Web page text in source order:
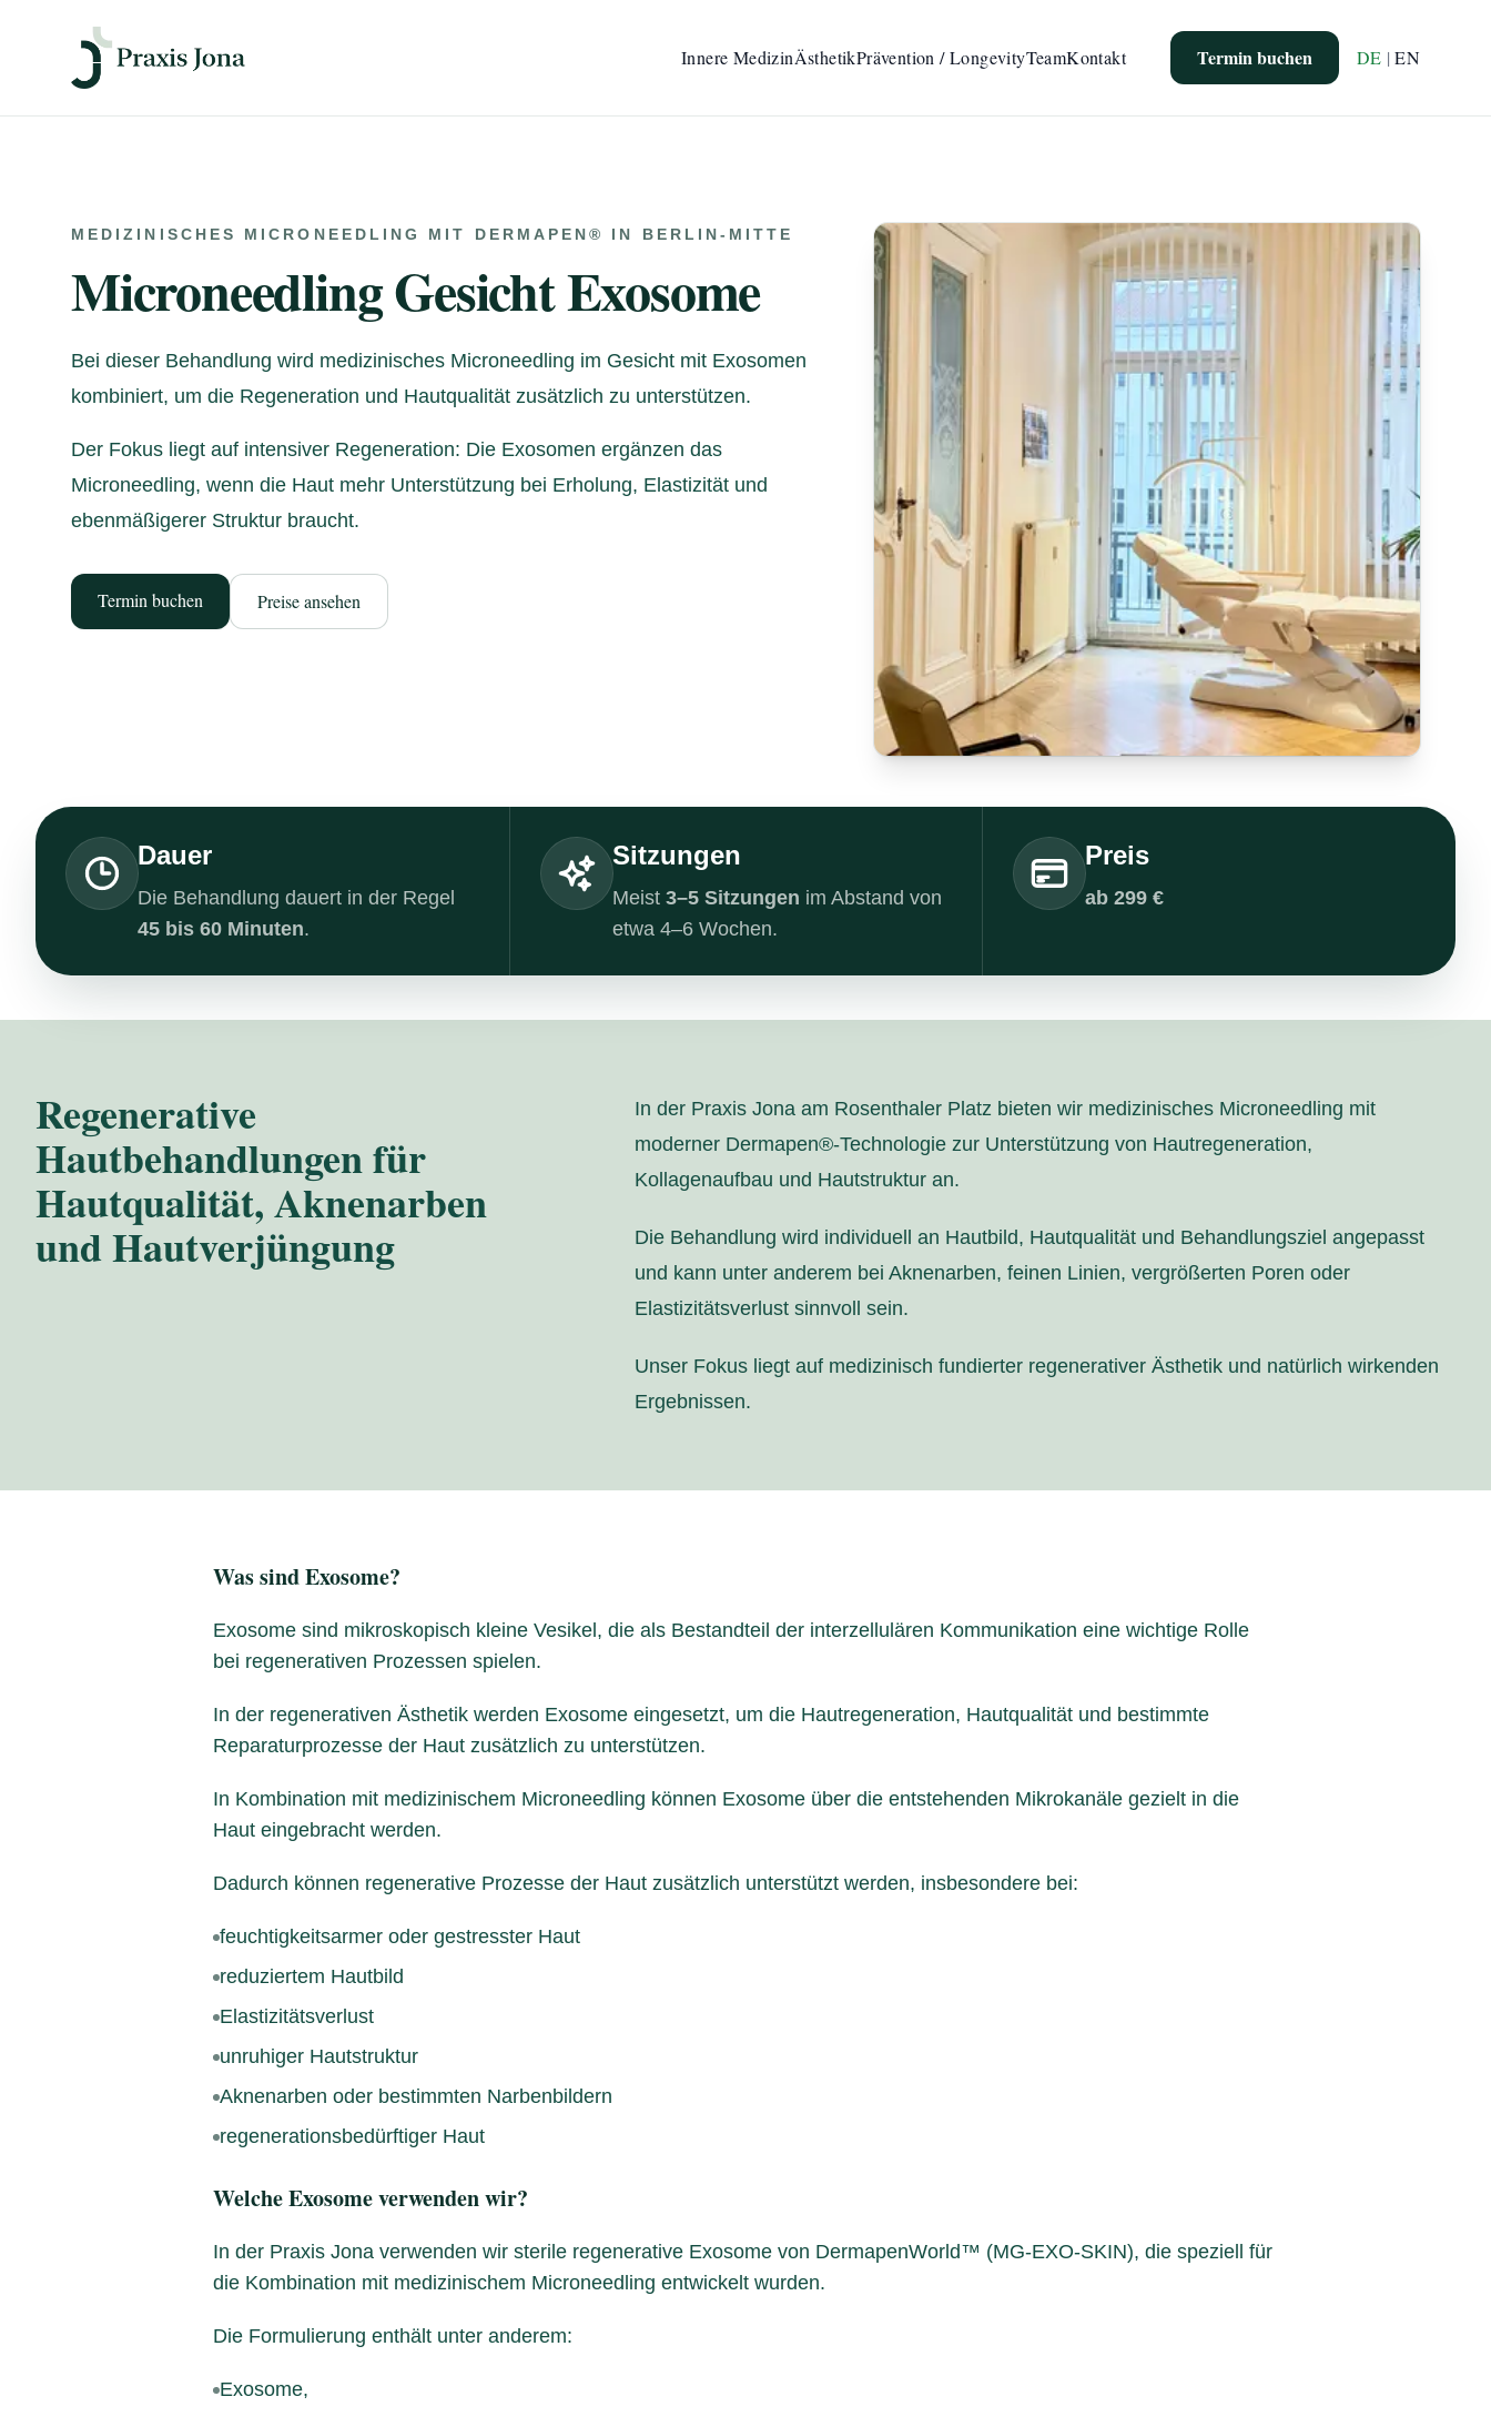
Innere MedizinÄsthetikPrävention / LongevityTeamKontakt Termin buchen DE | EN
MEDIZINISCHES MICRONEEDLING MIT DERMAPEN® IN BERLIN-MITTE
Microneedling Gesicht Exosome
Bei dieser Behandlung wird medizinisches Microneedling im Gesicht mit Exosomen
kombiniert, um die Regeneration und Hautqualität zusätzlich zu unterstützen.
Der Fokus liegt auf intensiver Regeneration: Die Exosomen ergänzen das
Microneedling, wenn die Haut mehr Unterstützung bei Erholung, Elastizität und
ebenmäßigerer Struktur braucht.
Termin buchen Preise ansehen
Dauer
Die Behandlung dauert in der Regel
45 bis 60 Minuten.
Sitzungen
Meist 3–5 Sitzungen im Abstand von
etwa 4–6 Wochen.
Preis
ab 299 €
Regenerative
Hautbehandlungen für
Hautqualität, Aknenarben
und Hautverjüngung
In der Praxis Jona am Rosenthaler Platz bieten wir medizinisches Microneedling mit
moderner Dermapen®-Technologie zur Unterstützung von Hautregeneration,
Kollagenaufbau und Hautstruktur an.
Die Behandlung wird individuell an Hautbild, Hautqualität und Behandlungsziel angepasst
und kann unter anderem bei Aknenarben, feinen Linien, vergrößerten Poren oder
Elastizitätsverlust sinnvoll sein.
Unser Fokus liegt auf medizinisch fundierter regenerativer Ästhetik und natürlich wirkenden
Ergebnissen.
Was sind Exosome?
Exosome sind mikroskopisch kleine Vesikel, die als Bestandteil der interzellulären Kommunikation eine wichtige Rolle
bei regenerativen Prozessen spielen.
In der regenerativen Ästhetik werden Exosome eingesetzt, um die Hautregeneration, Hautqualität und bestimmte
Reparaturprozesse der Haut zusätzlich zu unterstützen.
In Kombination mit medizinischem Microneedling können Exosome über die entstehenden Mikrokanäle gezielt in die
Haut eingebracht werden.
Dadurch können regenerative Prozesse der Haut zusätzlich unterstützt werden, insbesondere bei:
feuchtigkeitsarmer oder gestresster Haut
reduziertem Hautbild
Elastizitätsverlust
unruhiger Hautstruktur
Aknenarben oder bestimmten Narbenbildern
regenerationsbedürftiger Haut
Welche Exosome verwenden wir?
In der Praxis Jona verwenden wir sterile regenerative Exosome von DermapenWorld™ (MG-EXO-SKIN), die speziell für
die Kombination mit medizinischem Microneedling entwickelt wurden.
Die Formulierung enthält unter anderem:
Exosome,